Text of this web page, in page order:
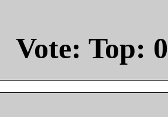
Vote: Top: 0